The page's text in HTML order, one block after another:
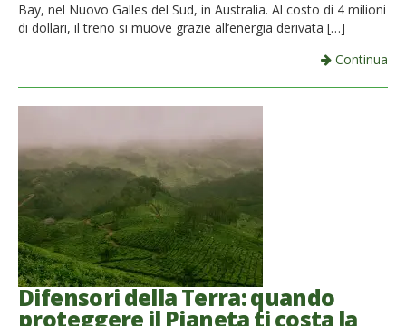
Bay, nel Nuovo Galles del Sud, in Australia. Al costo di 4 milioni
di dollari, il treno si muove grazie all’energia derivata […]
Continua
Difensori della Terra: quando
proteggere il Pianeta ti costa la